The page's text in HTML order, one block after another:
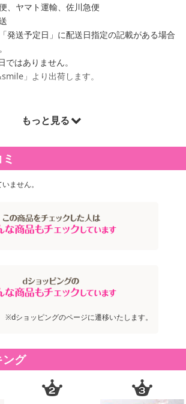
、ヤマト運輸、佐川急便
発送予定日」に配送日指定の記載がある場合
はありません。
」より出荷します。
アレンジ♪
キャンディー/黒大豆入りコロッケ/黒大豆入
どなど
素が含まれています。サポニン、大豆イソフ
ン、ビタミンE、ビタミンB1、ビタミンB2、
まれています。
アントシアニンは、活性酸素を抑えて、血管
コレステロールを減らして健康な血液にする
もっと見る
ません。
※dショッピングのページに遷移いたします。
ング